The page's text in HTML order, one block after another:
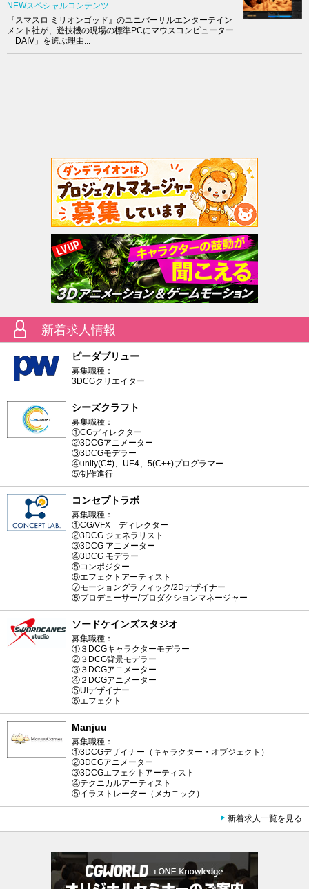
NEWスペシャルコンテンツ
『スマスロ ミリオンゴッド』のユニバーサルエンターテイン
メント社が、遊技機の現場の標準PCにマウスコンピューター
「DAIV」を選ぶ理由...
新着求人情報
ピーダブリュー
募集職種：
3DCGクリエイター
シーズクラフト
募集職種：
①CGディレクター
②3DCGアニメーター
③3DCGモデラー
④unity(C#)、UE4、5(C++)プログラマー
⑤制作進行
コンセプトラボ
募集職種：
①CG/VFX ディレクター
②3DCG ジェネラリスト
③3DCG アニメーター
④3DCG モデラー
⑤コンポジター
⑥エフェクトアーティスト
⑦モーショングラフィック/2Dデザイナー
⑧プロデューサー/プロダクションマネージャー
ソードケインズスタジオ
募集職種：
①３DCGキャラクターモデラー
②３DCG背景モデラー
③３DCGアニメーター
④２DCGアニメーター
⑤UIデザイナー
⑥エフェクト
Manjuu
募集職種：
①3DCGデザイナー（キャラクター・オブジェクト）
②3DCGアニメーター
③3DCGエフェクトアーティスト
④テクニカルアーティスト
⑤イラストレーター（メカニック）
新着求人一覧を見る